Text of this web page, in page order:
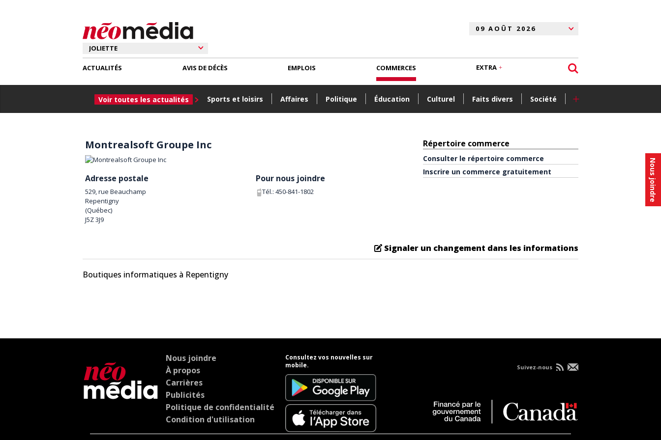
Nous joindre
ACTUALITÉS
Voir toutes les actualités Sports et loisirs Affaires Politique Éducation Culturel Faits divers Société +
AVIS DE DÉCÈS EMPLOIS COMMERCES EXTRA
Montrealsoft Groupe Inc
Adresse postale
529, rue Beauchamp
Repentigny
(Québec)
J5Z 3J9
Pour nous joindre
Tél.: 450-841-1802
Répertoire commerce
Consulter le répertoire commerce
Inscrire un commerce gratuitement
Signaler un changement dans les informations
Boutiques informatiques à Repentigny
Nous joindre
À propos
Carrières
Publicités
Politique de confidentialité
Condition d'utilisation
Consultez vos nouvelles sur
mobile.
Suivez-nous